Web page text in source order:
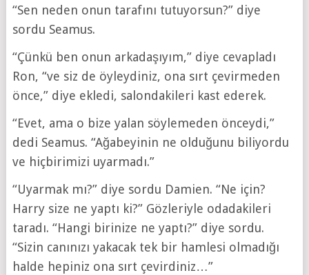
“Sen neden onun tarafını tutuyorsun?” diye
sordu Seamus.
“Çünkü ben onun arkadaşıyım,” diye cevapladı
Ron, “ve siz de öyleydiniz, ona sırt çevirmeden
önce,” diye ekledi, salondakileri kast ederek.
“Evet, ama o bize yalan söylemeden önceydi,”
dedi Seamus. “Ağabeyinin ne olduğunu biliyordu
ve hiçbirimizi uyarmadı.”
“Uyarmak mı?” diye sordu Damien. “Ne için?
Harry size ne yaptı ki?” Gözleriyle odadakileri
taradı. “Hangi birinize ne yaptı?” diye sordu.
“Sizin canınızı yakacak tek bir hamlesi olmadığı
halde hepiniz ona sırt çevirdiniz…”